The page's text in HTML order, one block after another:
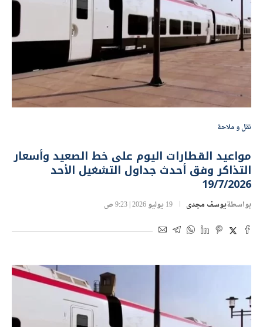
نقل و ملاحة
مواعيد القطارات اليوم على خط الصعيد وأسعار
التذاكر وفق أحدث جداول التشغيل الأحد
19/7/2026
بواسطةيوسف مجدى 19 يوليو 2026 | 9:23 ص